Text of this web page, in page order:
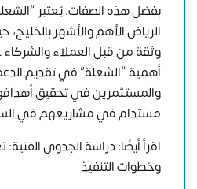
بفضل هذه الصفات، يُعتبر
الرياض الأهم والأشهر
وثقة من قبل العملاء
أهمية “الشعلة” في تقديم الدعم
والمستثمرين في تحقيق
مستدام في مشاريعهم في
اقرأ أيضًا: دراسة الجدوى الفنية:
وخطوات التنفيذ